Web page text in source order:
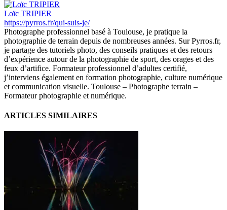
Loïc TRIPIER
https://pyrros.fr/qui-suis-je/
Photographe professionnel basé à Toulouse, je pratique la
photographie de terrain depuis de nombreuses années. Sur Pyrros.fr,
je partage des tutoriels photo, des conseils pratiques et des retours
d’expérience autour de la photographie de sport, des orages et des
feux d’artifice. Formateur professionnel d’adultes certifié,
j’interviens également en formation photographie, culture numérique
et communication visuelle. Toulouse – Photographe terrain –
Formateur photographie et numérique.
ARTICLES SIMILAIRES